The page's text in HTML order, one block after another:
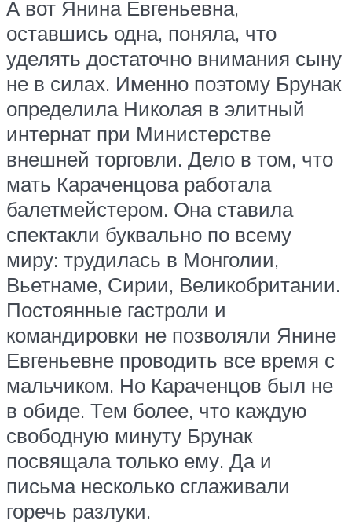
А вот Янина Евгеньевна,
оставшись одна, поняла, что
уделять достаточно внимания сыну
не в силах. Именно поэтому Брунак
определила Николая в элитный
интернат при Министерстве
внешней торговли. Дело в том, что
мать Караченцова работала
балетмейстером. Она ставила
спектакли буквально по всему
миру: трудилась в Монголии,
Вьетнаме, Сирии, Великобритании.
Постоянные гастроли и
командировки не позволяли Янине
Евгеньевне проводить все время с
мальчиком. Но Караченцов был не
в обиде. Тем более, что каждую
свободную минуту Брунак
посвящала только ему. Да и
письма несколько сглаживали
горечь разлуки.